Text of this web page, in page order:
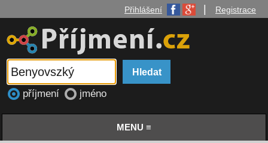
Přihlášení Registrace
příjmení jméno
MENU ≡